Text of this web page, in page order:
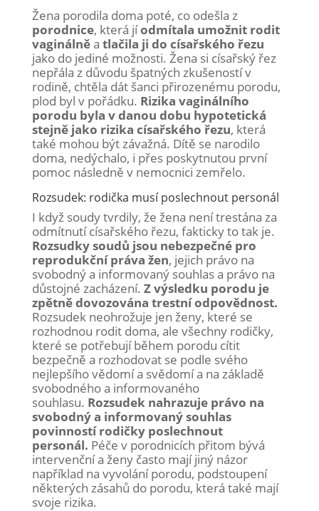
Žena porodila doma poté, co odešla z
porodnice, která jíodmítala umožnit rodit
vaginálněa tlačila ji do císařského řezu
jako do jediné možnosti. Žena si císařský řez
nepřála z důvodu špatných zkušeností v
rodině, chtěla dát šanci přirozenému porodu,
plod byl v pořádku. Rizika vaginálního
porodu byla v danou dobu hypotetická
stejně jako rizika císařského řezu, která
také mohou být závažná. Dítě se narodilo
doma, nedýchalo, i přes poskytnutou první
pomoc následně v nemocnici zemřelo.
Rozsudek: rodička musí poslechnout personál
I když soudy tvrdily, že žena není trestána za
odmítnutí císařského řezu, fakticky to tak je.
Rozsudky soudů jsou nebezpečné pro
reprodukční práva žen, jejich právo na
svobodný a informovaný souhlas a právo na
důstojné zacházení. Z výsledku porodu je
zpětně dovozována trestní odpovědnost.
Rozsudek neohrožuje jen ženy, které se
rozhodnou rodit doma, ale všechny rodičky,
které se potřebují během porodu cítit
bezpečně a rozhodovat se podle svého
nejlepšího vědomí a svědomí a na základě
svobodného a informovaného
souhlasu. Rozsudek nahrazuje právo na
svobodný a informovaný souhlas
povinností rodičky poslechnout
personál. Péče v porodnicích přitom bývá
intervenční a ženy často mají jiný názor
například na vyvolání porodu, podstoupení
některých zásahů do porodu, která také mají
svoje rizika.